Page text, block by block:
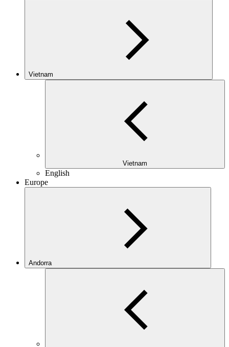
Vietnam
Vietnam
English
Europe
Andorra